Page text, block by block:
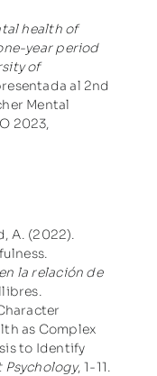
health of
year period
of
al 2nd
Mental
2023,
A. (2022).
la relación de
as Complex
to Identify
Psychology, 1-11.